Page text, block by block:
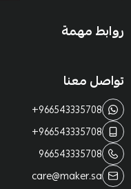
روابط مهمة
تواصل معنا
+966543335708
+966543335708
966543335708
care@maker.sa